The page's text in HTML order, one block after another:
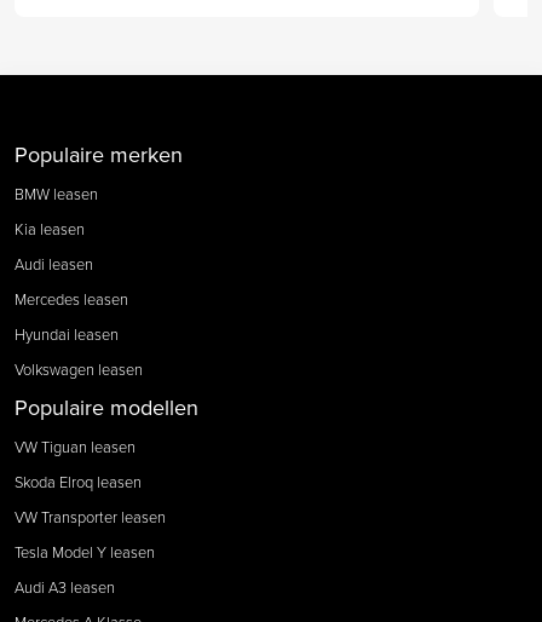
Populaire merken
BMW leasen
Kia leasen
Audi leasen
Mercedes leasen
Hyundai leasen
Volkswagen leasen
Populaire modellen
VW Tiguan leasen
Skoda Elroq leasen
VW Transporter leasen
Tesla Model Y leasen
Audi A3 leasen